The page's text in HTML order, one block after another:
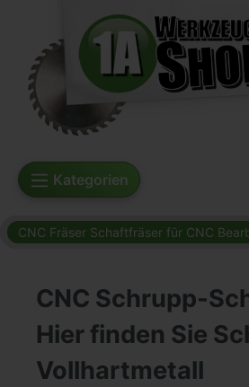
Kategorien
CNC Fräser Schaftfräser für CNC
CNC Schrupp-
Hier finden Sie
Vollhartmetall